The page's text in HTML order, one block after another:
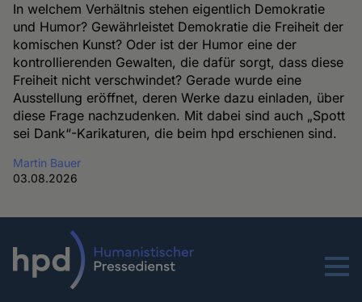
In welchem Verhältnis stehen eigentlich Demokratie
und Humor? Gewährleistet Demokratie die Freiheit der
komischen Kunst? Oder ist der Humor eine der
kontrollierenden Gewalten, die dafür sorgt, dass diese
Freiheit nicht verschwindet? Gerade wurde eine
Ausstellung eröffnet, deren Werke dazu einladen, über
diese Frage nachzudenken. Mit dabei sind auch „Spott
sei Dank“-Karikaturen, die beim hpd erschienen sind.
Martin Bauer
03.08.2026
Menu